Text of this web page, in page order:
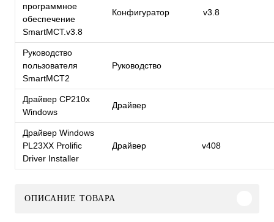
программное
обеспечение
SmartMCT.v3.8
Конфигуратор v3.8
Руководство
пользователя
SmartMCT2
Руководство
Драйвер CP210x
Windows
Драйвер
Драйвер Windows
PL23XX Prolific
Driver Installer
Драйвер v408
ОПИСАНИЕ ТОВАРА